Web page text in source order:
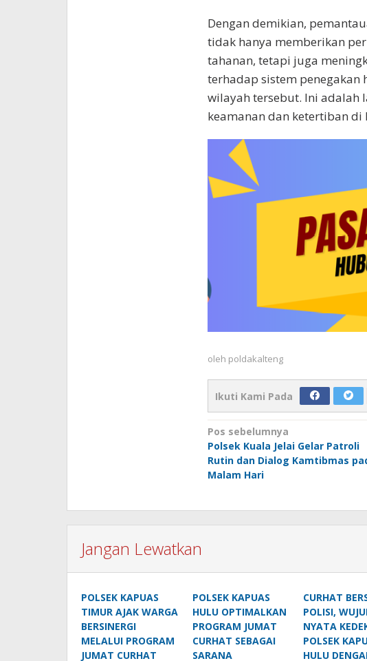
Dengan demikian,
tidak hanya memberikan
tahanan, tetapi juga
terhadap sistem
wilayah tersebut. Ini adalah
keamanan dan ketertiban di
oleh poldakalteng
Ikuti Kami Pada
Navigasi
pos
Pos sebelumnya
Polsek Kuala Jelai Gelar Patroli
Rutin dan Dialog Kamtibmas
Malam Hari
Jangan Lewatkan
POLSEK KAPUAS
TIMUR AJAK WARGA
BERSINERGI
MELALUI PROGRAM
JUMAT CURHAT
POLSEK KAPUAS
HULU OPTIMALKAN
PROGRAM JUMAT
CURHAT SEBAGAI
SARANA
CURHAT
POLISI,
NYATA
POLSEK
HULU